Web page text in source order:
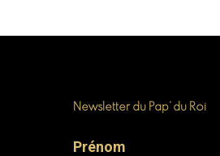
Newsletter du Pap’ du Roi
Prénom